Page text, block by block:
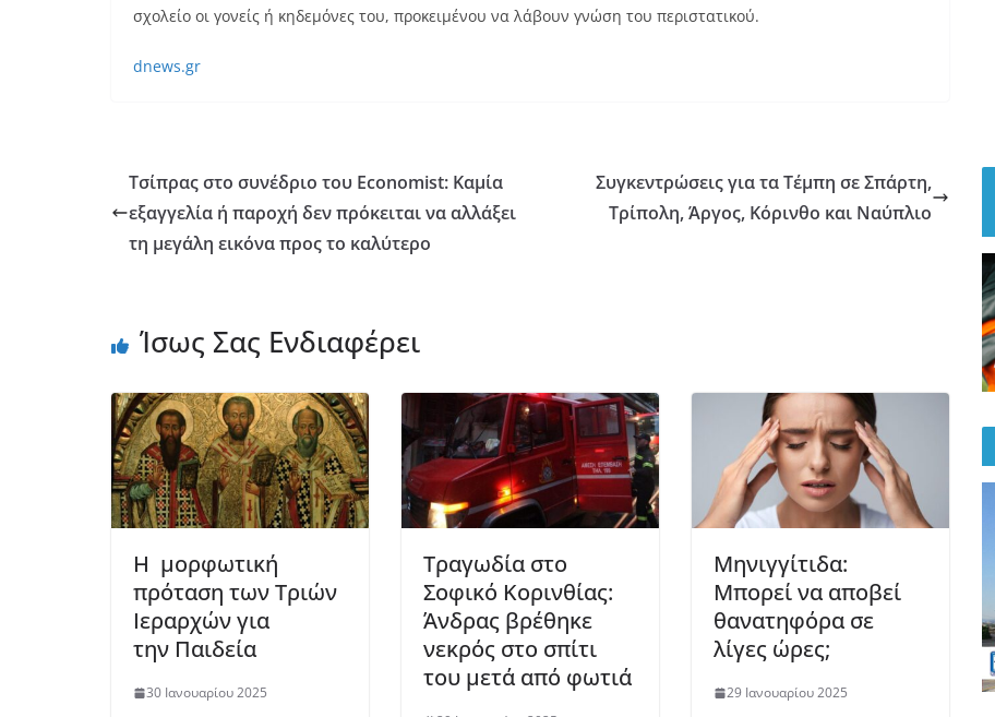
σχολείο οι γονείς ή κηδεμόνες του, προκειμένου να λάβουν γνώση του περιστατικού.
dnews.gr
Τσίπρας στο συνέδριο του Economist: Καμία
εξαγγελία ή παροχή δεν πρόκειται να αλλάξει
τη μεγάλη εικόνα προς το καλύτερο
Συγκεντρώσεις για τα Τέμπη σε Σπάρτη,
Τρίπολη, Άργος, Κόρινθο και Ναύπλιο
Ίσως Σας Ενδιαφέρει
Η μορφωτική
πρόταση των Τριών
Ιεραρχών για
την Παιδεία
30 Ιανουαρίου 2025
Τραγωδία στο
Σοφικό Κορινθίας:
Άνδρας βρέθηκε
νεκρός στο σπίτι
του μετά από φωτιά
Μηνιγγίτιδα:
Μπορεί να αποβεί
θανατηφόρα σε
λίγες ώρες;
29 Ιανουαρίου 2025